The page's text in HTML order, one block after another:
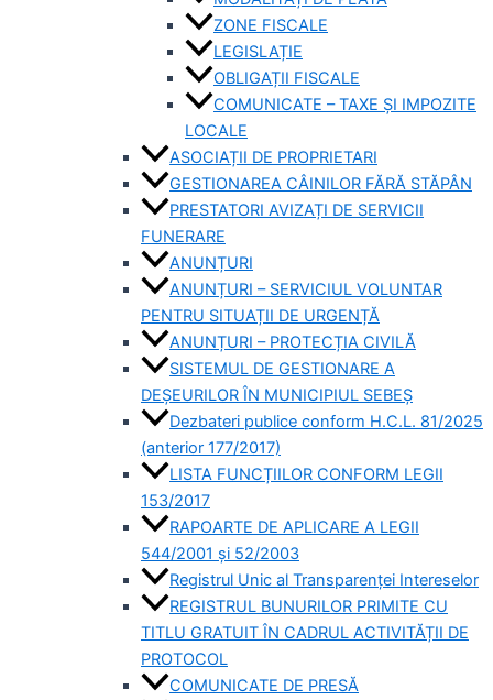
ZONE FISCALE
LEGISLAȚIE
OBLIGAȚII FISCALE
COMUNICATE – TAXE ȘI IMPOZITE
LOCALE
ASOCIAȚII DE PROPRIETARI
GESTIONAREA CÂINILOR FĂRĂ STĂPÂN
PRESTATORI AVIZAȚI DE SERVICII
FUNERARE
ANUNȚURI
ANUNȚURI – SERVICIUL VOLUNTAR
PENTRU SITUAȚII DE URGENȚĂ
ANUNȚURI – PROTECȚIA CIVILĂ
SISTEMUL DE GESTIONARE A
DEȘEURILOR ÎN MUNICIPIUL SEBEȘ
Dezbateri publice conform H.C.L. 81/2025
(anterior 177/2017)
LISTA FUNCȚIILOR CONFORM LEGII
153/2017
RAPOARTE DE APLICARE A LEGII
544/2001 și 52/2003
Registrul Unic al Transparenței Intereselor
REGISTRUL BUNURILOR PRIMITE CU
TITLU GRATUIT ÎN CADRUL ACTIVITĂȚII DE
PROTOCOL
COMUNICATE DE PRESĂ